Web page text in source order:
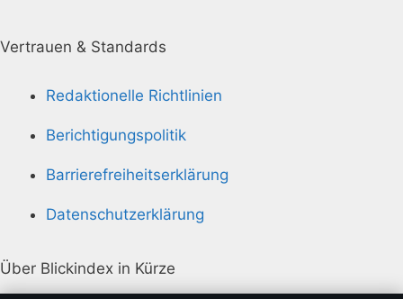
Vertrauen & Standards
Redaktionelle Richtlinien
Berichtigungspolitik
Barrierefreiheitserklärung
Datenschutzerklärung
Über Blickindex in Kürze